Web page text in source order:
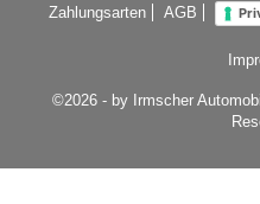
Zahlungsarten AGB
©2026 - by Irmscher